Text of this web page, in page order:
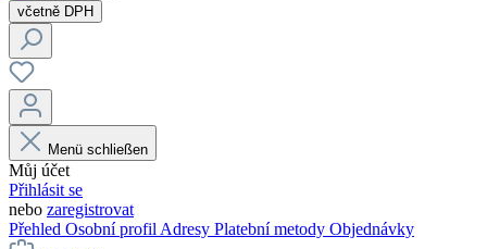
včetně DPH
Menü schließen
Můj účet
Přihlásit se
nebo zaregistrovat
Přehled Osobní profil Adresy Platební metody Objednávky